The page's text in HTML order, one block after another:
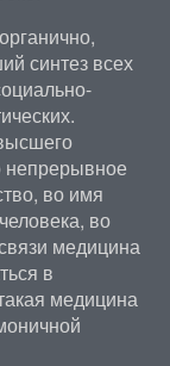
синтез всех
непрерывное
во имя
во
медицина
в
медицина